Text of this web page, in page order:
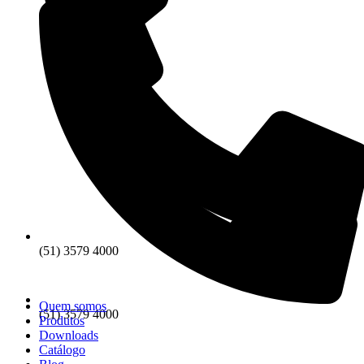
(51) 3579 4000
(51) 3579 4000
Quem somos
Produtos
Downloads
Catálogo